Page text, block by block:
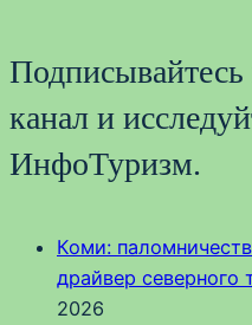
канал и
ИнфоТуризм.
Коми:
драйвер северного
2026